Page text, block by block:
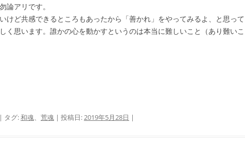
論アリです。
けど共感できるところもあったから「善かれ」をやってみるよ、と思って
く思います。誰かの心を動かすというのは本当に難しいこと（あり難いこ
| タグ:和魂、 荒魂 | 投稿日:2019年5月28日 |